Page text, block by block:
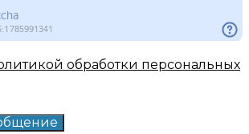
обработки персональных